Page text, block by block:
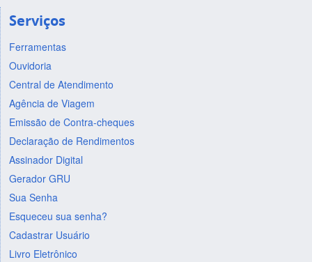
Serviços
Ferramentas
Ouvidoria
Central de Atendimento
Agência de Viagem
Emissão de Contra-cheques
Declaração de Rendimentos
Assinador Digital
Gerador GRU
Sua Senha
Esqueceu sua senha?
Cadastrar Usuário
Livro Eletrônico